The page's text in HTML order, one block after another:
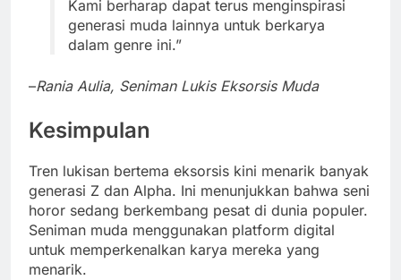
Kami berharap dapat terus menginspirasi
generasi muda lainnya untuk berkarya
dalam genre ini.”
–Rania Aulia, Seniman Lukis Eksorsis Muda
Kesimpulan
Tren lukisan bertema eksorsis kini menarik banyak
generasi Z dan Alpha. Ini menunjukkan bahwa seni
horor sedang berkembang pesat di dunia populer.
Seniman muda menggunakan platform digital
untuk memperkenalkan karya mereka yang
menarik.